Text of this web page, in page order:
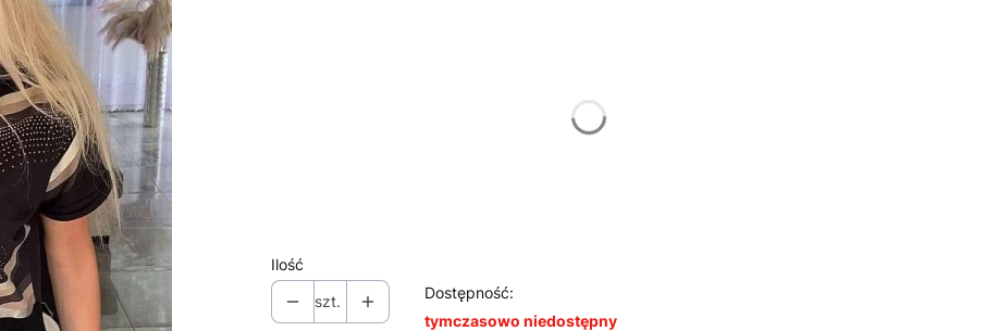
Ilość
szt.
Dostępność:
tymczasowo niedostępny